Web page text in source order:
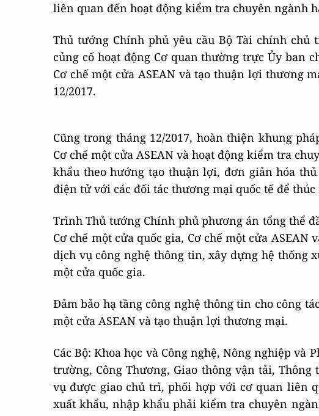
liên quan đến hoạt động kiểm tra chuyên ngành
Thủ tướng Chính phủ yêu cầu Bộ Tài chính
củng cố hoạt động Cơ quan thường trực Ủy ban
Cơ chế một cửa ASEAN và tạo thuận lợi thương
12/2017.
Cũng trong tháng 12/2017, hoàn thiện khung
Cơ chế một cửa ASEAN và hoạt động kiểm tra
khẩu theo hướng tạo thuận lợi, đơn giản hóa
điện tử với các đối tác thương mại quốc tế để
Trình Thủ tướng Chính phủ phương án tổng thể
Cơ chế một cửa quốc gia, Cơ chế một cửa
dịch vụ công nghệ thông tin, xây dựng hệ thống
một cửa quốc gia.
Đảm bảo hạ tầng công nghệ thông tin cho công
một cửa ASEAN và tạo thuận lợi thương mại.
Các Bộ: Khoa học và Công nghệ, Nông nghiệp
trường, Công Thương, Giao thông vận tải,
vụ được giao chủ trì, phối hợp với cơ quan liên
xuất khẩu, nhập khẩu phải kiểm tra chuyên